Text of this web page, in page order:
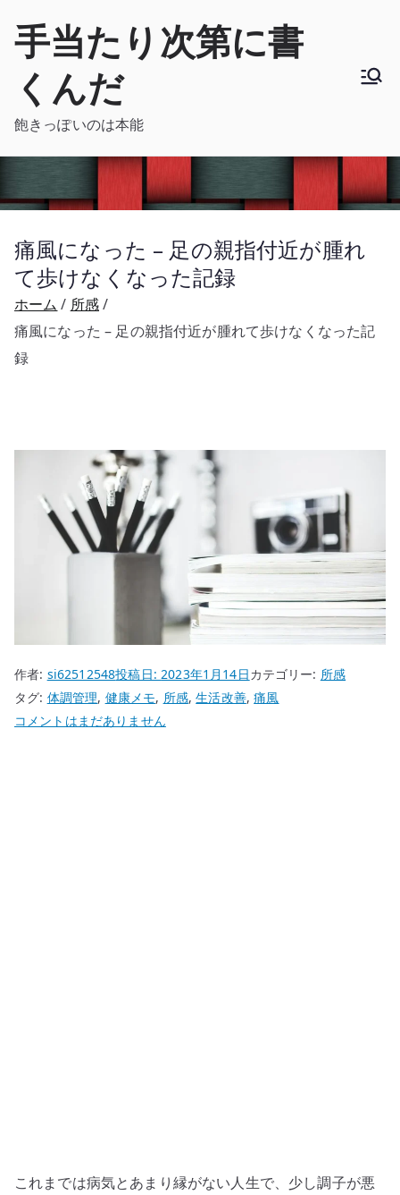
手当たり次第に書
くんだ
飽きっぽいのは本能
痛風になった – 足の親指付近が腫れ
て歩けなくなった記録
ホーム
所感
痛風になった – 足の親指付近が腫れて歩けなくなった記
録
作者: si62512548投稿日:2023年1月14日カテゴリー: 所感
タグ: 体調管理, 健康メモ, 所感,生活改善,痛風
痛
く
コメントはまだありません
これまでは病気とあまり縁がない人生で、少し調子が悪